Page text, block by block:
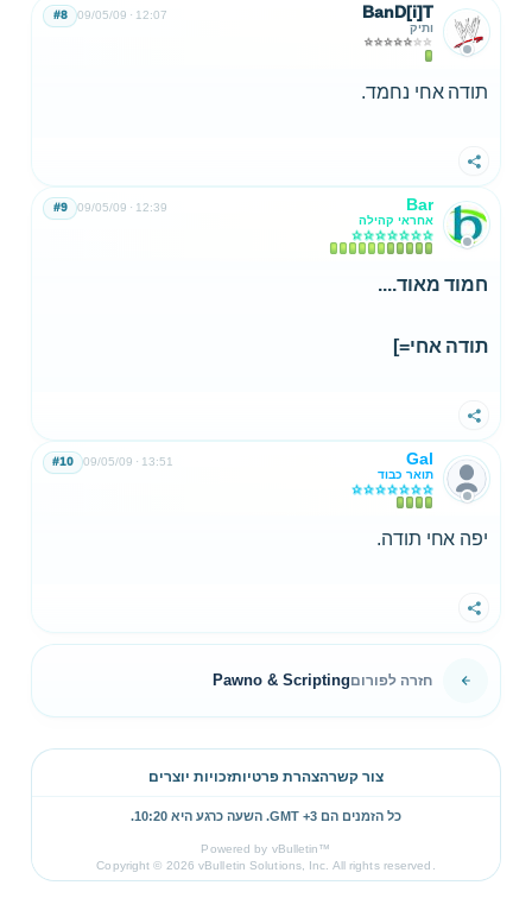
BanD[i]T
ותיק
09/05/09 12:07
#8
תודה אחי נחמד.
שתף
Bar
אחראי קהילה
09/05/09 12:39
#9
חמוד מאוד....
תודה אחי=]
שתף
Gal
תואר כבוד
09/05/09 13:51
#10
יפה אחי תודה.
שתף
חזרה לפורוםPawno & Scripting
צור קשרהצהרת פרטיותזכויות יוצרים
כל הזמנים הם GMT +3. השעה כרגע היא 10:20
.
Powered by vBulletin™
Copyright © 2026 vBulletin Solutions, Inc. All rights reserved.